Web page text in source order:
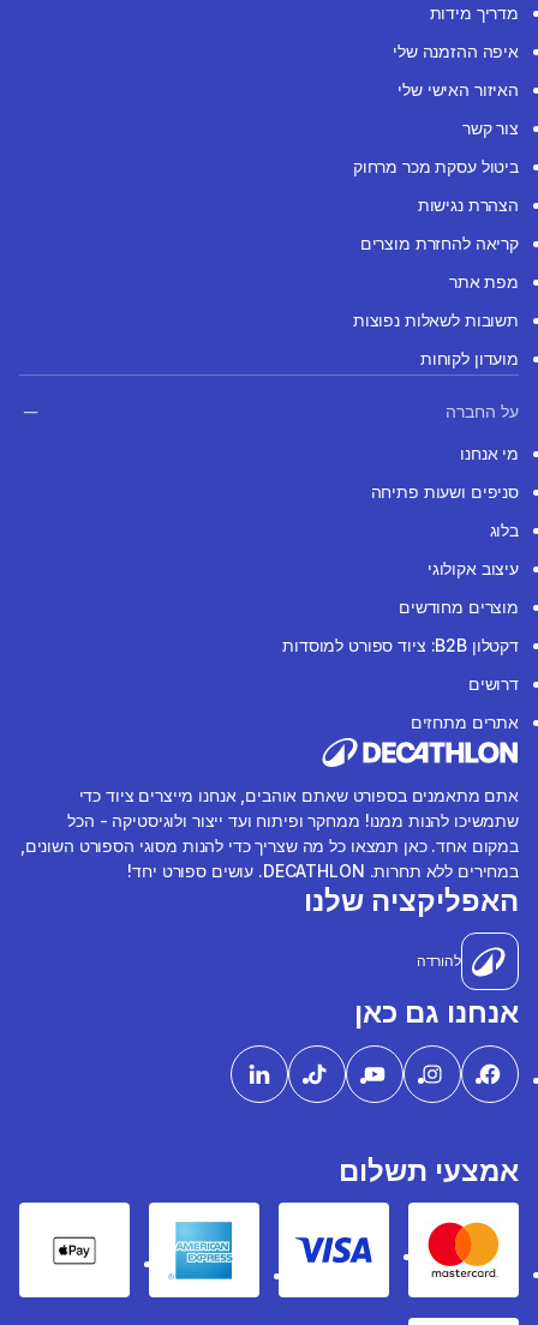
מדריך מידות
איפה ההזמנה שלי
האיזור האישי שלי
צור קשר
ביטול עסקת מכר מרחוק
הצהרת נגישות
קריאה להחזרת מוצרים
מפת אתר
תשובות לשאלות נפוצות
מועדון לקוחות
על החברה
מי אנחנו
סניפים ושעות פתיחה
בלוג
עיצוב אקולוגי
מוצרים מחודשים
דקטלון B2B: ציוד ספורט למוסדות
דרושים
אתרים מתחזים
אתם מתאמנים בספורט שאתם אוהבים, אנחנו מייצרים ציוד כדי
שתמשיכו להנות ממנו! ממחקר ופיתוח ועד ייצור ולוגיסטיקה - הכל
במקום אחד. כאן תמצאו כל מה שצריך כדי להנות מסוגי הספורט השונים,
במחירים ללא תחרות. DECATHLON. עושים ספורט יחד!
האפליקציה שלנו
להורדה
אנחנו גם כאן
אמצעי תשלום
Mastercard
Visa
American express
Pay